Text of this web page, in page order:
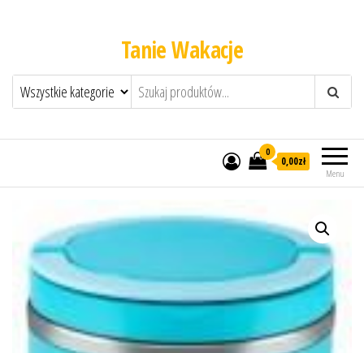
Tanie Wakacje
Menu
0
0,00zł